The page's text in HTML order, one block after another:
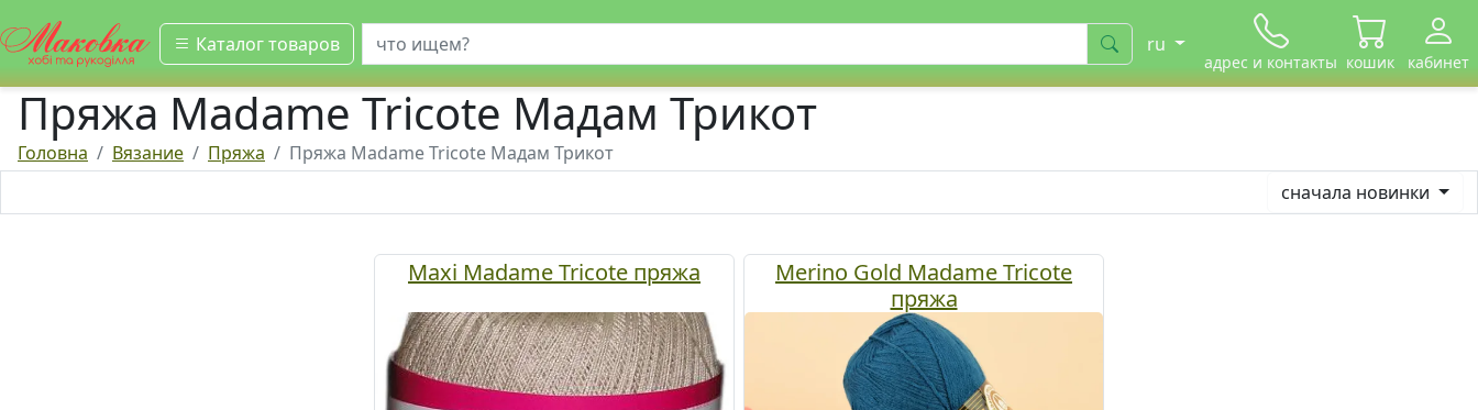
Каталог товаров
искать ru
адрес и контакты кошик кабинет
Пряжа Madame Tricote Мадам Трикот
Головна Вязание Пряжа
Пряжа Madame Tricote Мадам Трикот
сначала новинки
Maxi Madame Tricote пряжа
Merino Gold Madame Tricote
пряжа